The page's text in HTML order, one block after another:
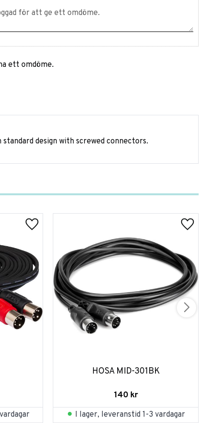
ett omdöme.
design with screwed connectors.
HOSA MID-301BK
140 kr
I lager, leveranstid 1-3 vardagar